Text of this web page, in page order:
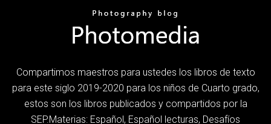
Compartimos maestros para ustedes los libros de texto
para este siglo 2019-2020 para los niños de Cuarto grado,
estos son los libros publicados y compartidos por la
SEP.Materias: Español, Español lecturas, Desafíos